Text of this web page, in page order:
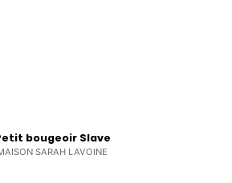
bougeoir Slave
SARAH LAVOINE